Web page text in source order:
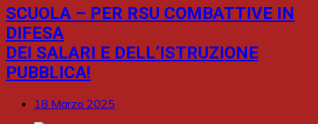
SCUOLA – PER RSU COMBATTIVE IN
DIFESA
DEI SALARI E DELL’ISTRUZIONE
PUBBLICA!
18 Marzo 2025